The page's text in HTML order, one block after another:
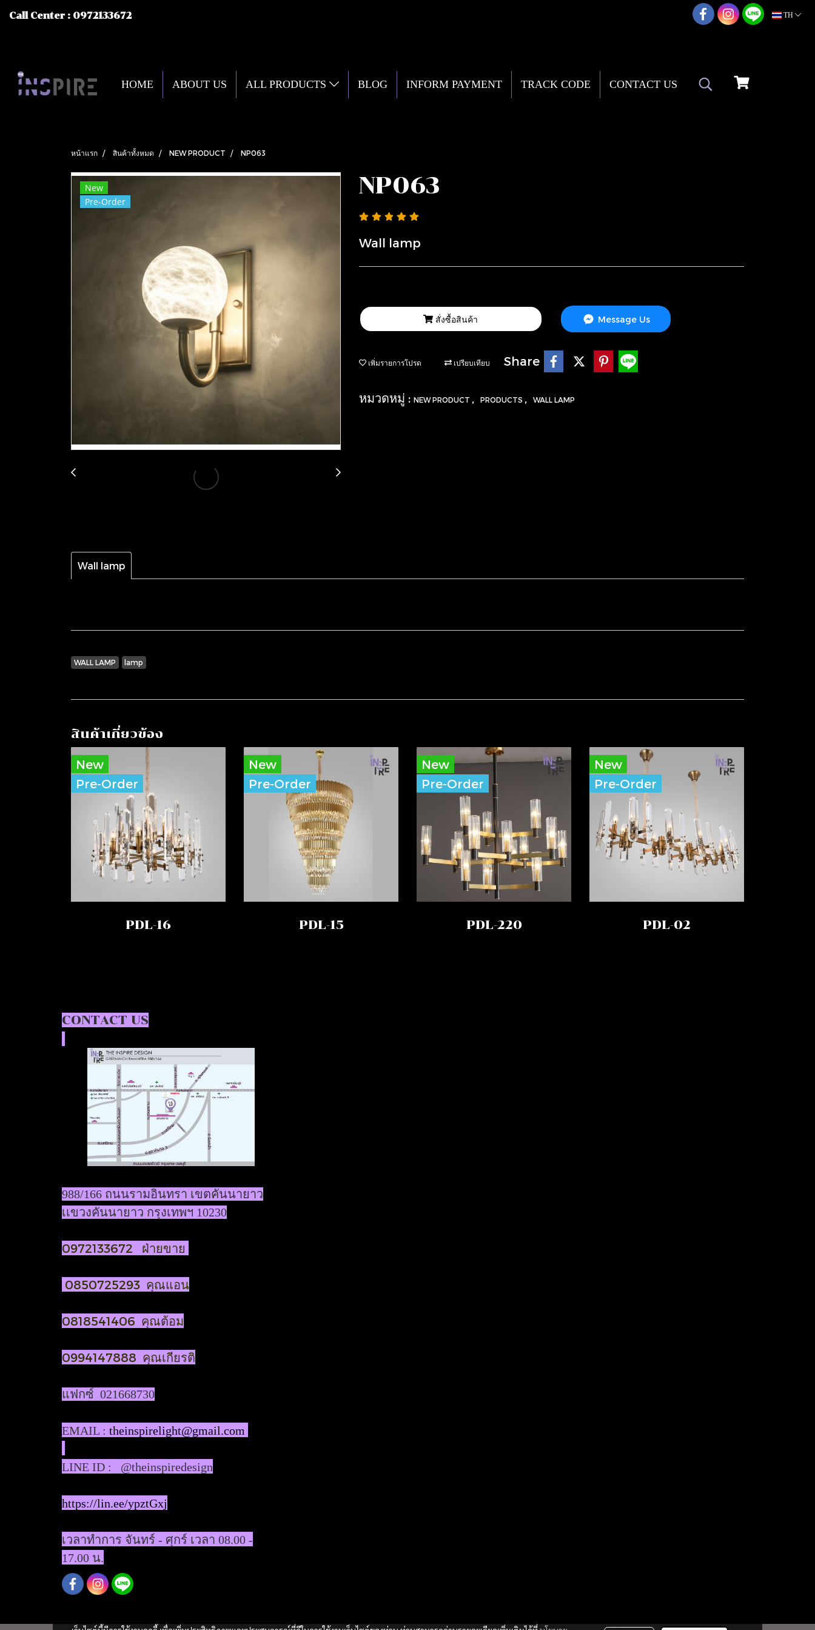
Call Center : 0972133672 TH
HOME ABOUT US ALL PRODUCTS BLOG INFORM PAYMENT TRACK CODE CONTACT US
หน้าแรก สินค้าทั้งหมด NEW PRODUCT NP063
New
Pre-Order
NP063
Wall lamp
สั่งซื้อสินค้า Message Us
เพิ่มรายการโปรด เปรียบเทียบ Share
หมวดหมู่ : NEW PRODUCT PRODUCTS WALL LAMP
Wall lamp
WALL LAMP lamp
สินค้าเกี่ยวข้อง
New
Pre-Order
PDL-16
New
Pre-Order
PDL-15
New
Pre-Order
PDL-220
New
Pre-Order
PDL-02
CONTACT US
988/166 ถนนรามอินทรา เขตคันนายาว
เเขวงคันนายาว กรุงเทพฯ 10230
0972133672 ฝ่ายขาย
0850725293 คุณแอน
0818541406 คุณต้อม
0994147888 คุณเกียรติ
แฟกซ์ 021668730
EMAIL : theinspirelight@gmail.com
LINE ID : @theinspiredesign
https://lin.ee/ypztGxj
เวลาทำการ จันทร์ - ศุกร์ เวลา 08.00 -
17.00 น.